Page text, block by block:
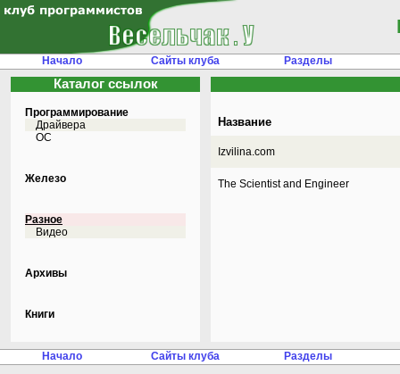
Начало Сайты клуба Разделы
Каталог ссылок
Программирование
Драйвера
ОС
Железо
Разное
Видео
Архивы
Книги
Название
Izvilina.com
The Scientist and Engineer
Начало Сайты клуба Разделы